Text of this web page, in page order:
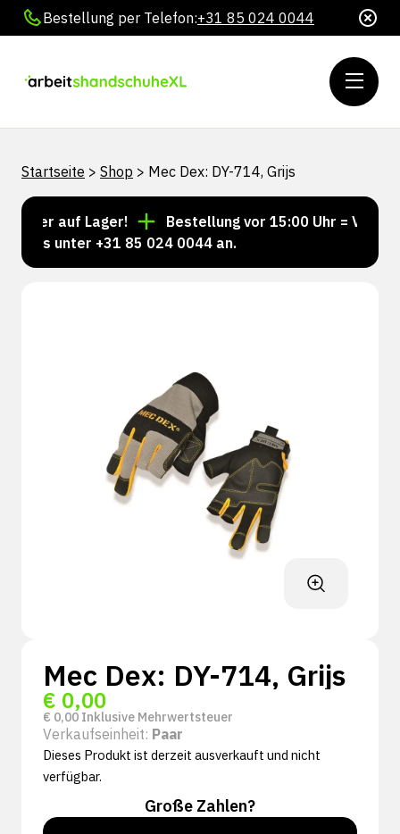
Bestellung per Telefon:+31 85 024 0044
Startseite > Shop > Mec Dex: DY-714, Grijs
auf Lager!
Bestellung vor 15:00 Uhr = Versand
unter +31 85 024 0044 an.
Mec Dex: DY-714, Grijs
€ 0,00
€ 0,00 Inklusive Mehrwertsteuer
Verkaufseinheit: Paar
Dieses Produkt ist derzeit ausverkauft und nicht
verfügbar.
Große Zahlen?